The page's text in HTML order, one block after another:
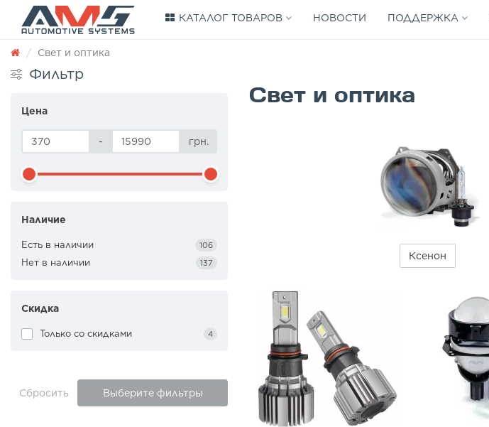
КАТАЛОГ ТОВАРОВ НОВОСТИ ПОДДЕРЖКА
Свет и оптика
Фильтр
Цена
- грн.
Наличие
Есть в наличии 106
Нет в наличии 137
Скидка
Только со cкидками 4
Сбросить Выберите фильтры
Свет и оптика
Ксенон